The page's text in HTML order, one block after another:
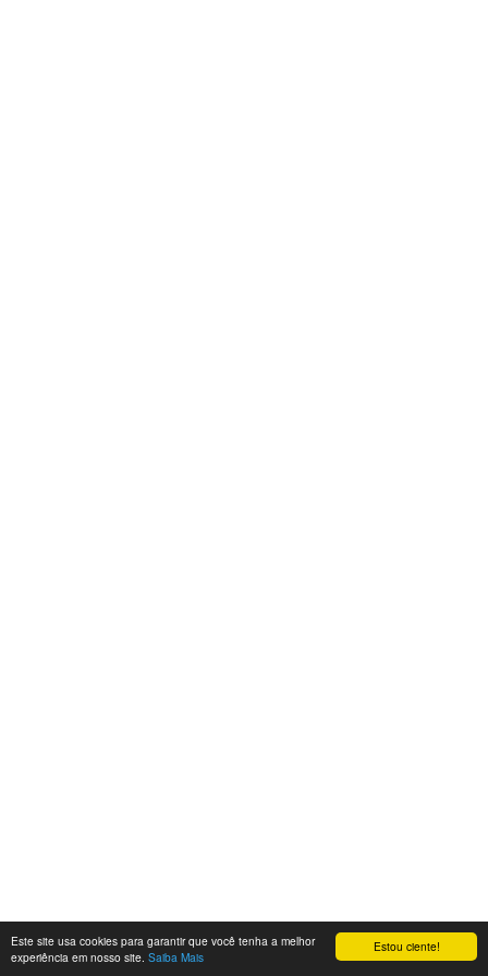
Estou ciente!
Este site usa cookies para garantir que você tenha a melhor
experiência em nosso site. Saiba Mais